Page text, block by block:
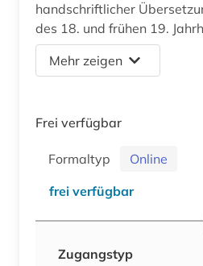
handschriftlicher
des 18. und frühen 19.
Mehr zeigen
Frei verfügbar
Formaltyp
Online
frei verfügbar
Zugangstyp